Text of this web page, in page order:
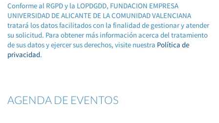
Conforme al RGPD y la LOPDGDD, FUNDACION EMPRESA
UNIVERSIDAD DE ALICANTE DE LA COMUNIDAD VALENCIANA
tratará los datos facilitados con la finalidad de gestionar y atender
su solicitud. Para obtener más información acerca del tratamiento
de sus datos y ejercer sus derechos, visite nuestra Política de
privacidad.
AGENDA DE EVENTOS